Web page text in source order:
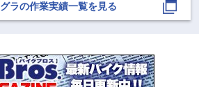
ラの作業実績一覧を見る